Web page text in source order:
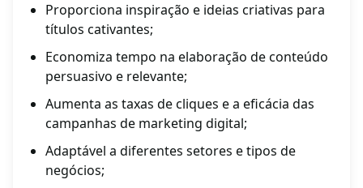
Proporciona inspiração e ideias criativas para
títulos cativantes;
Economiza tempo na elaboração de conteúdo
persuasivo e relevante;
Aumenta as taxas de cliques e a eficácia das
campanhas de marketing digital;
Adaptável a diferentes setores e tipos de
negócios;